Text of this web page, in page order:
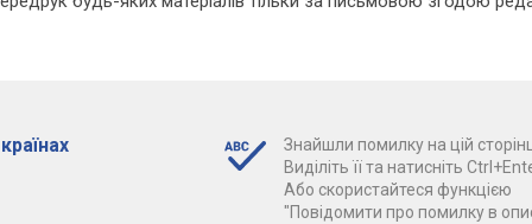
Знайшли помилку на цій
Виділіть її та натисніть
Або скористайтеся функцією
"Повідомити про помилку в